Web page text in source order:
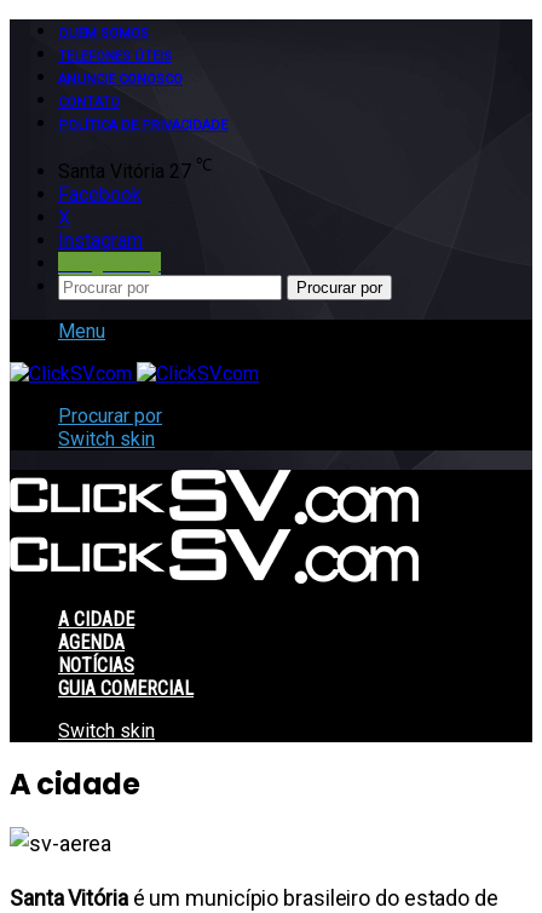
QUEM SOMOS
TELEFONES ÚTEIS
ANUNCIE CONOSCO
CONTATO
POLÍTICA DE PRIVACIDADE
Santa Vitória 27 ℃
Facebook
X
Instagram
Procurar por
Menu
Procurar por
Switch skin
A CIDADE
AGENDA
NOTÍCIAS
GUIA COMERCIAL
Switch skin
A cidade
Santa Vitóriaé um município brasileiro do estado de